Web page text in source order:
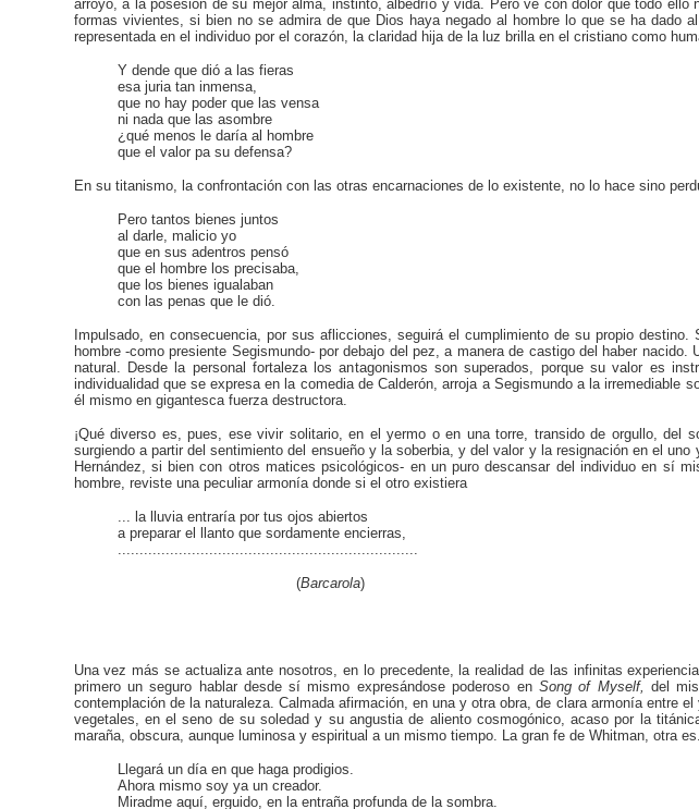
arroyo, a la posesión de su mejor alma, instinto, albedrío y vida. Pero ve con dolor que todo
formas vivientes, si bien no se admira de que Dios haya negado al hombre lo que se ha dado
representada en el individuo por el corazón, la claridad hija de la luz brilla en el cristiano como
Y dende que dió a las fieras
esa juria tan inmensa,
que no hay poder que las vensa
ni nada que las asombre
¿qué menos le daría al hombre
que el valor pa su defensa?
En su titanismo, la confrontación con las otras encarnaciones de lo existente, no lo hace sino
Pero tantos bienes juntos
al darle, malicio yo
que en sus adentros pensó
que el hombre los precisaba,
que los bienes igualaban
con las penas que le dió.
Impulsado, en consecuencia, por sus aflicciones, seguirá el cumplimiento de su propio
hombre -como presiente Segismundo- por debajo del pez, a manera de castigo del haber
natural. Desde la personal fortaleza los antagonismos son superados, porque su valor es
individualidad que se expresa en la comedia de Calderón, arroja a Segismundo a la
él mismo en gigantesca fuerza destructora.
¡Qué diverso es, pues, ese vivir solitario, en el yermo o en una torre, transido de orgullo, del
surgiendo a partir del sentimiento del ensueño y la soberbia, y del valor y la resignación en el
Hernández, si bien con otros matices psicológicos- en un puro descansar del individuo en sí
hombre, reviste una peculiar armonía donde si el otro existiera
... la lluvia entraría por tus ojos abiertos
a preparar el llanto que sordamente encierras,
.....................................................................
(Barcarola)
Una vez más se actualiza ante nosotros, en lo precedente, la realidad de las infinitas
primero un seguro hablar desde sí mismo expresándose poderoso en Song of Myself, del
contemplación de la naturaleza. Calmada afirmación, en una y otra obra, de clara armonía entre
vegetales, en el seno de su soledad y su angustia de aliento cosmogónico, acaso por la
maraña, obscura, aunque luminosa y espiritual a un mismo tiempo. La gran fe de Whitman, otra
Llegará un día en que haga prodigios.
Ahora mismo soy ya un creador.
Miradme aquí, erguido, en la entraña profunda de la sombra.